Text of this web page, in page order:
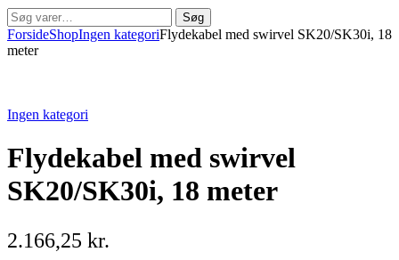
Søg
efter:
Søg
ForsideShopIngen kategoriFlydekabel med swirvel SK20/SK30i, 18
meter
Ingen kategori
Flydekabel med swirvel
SK20/SK30i, 18 meter
2.166,25 kr.